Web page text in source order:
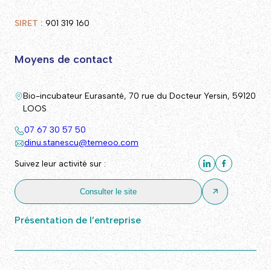
SIRET :901 319 160
Moyens de contact
Bio-incubateur Eurasanté, 70 rue du Docteur Yersin, 59120
LOOS
07 67 30 57 50
dinu.stanescu@temeoo.com
Suivez leur activité sur :
Consulter le site
Présentation de l’entreprise